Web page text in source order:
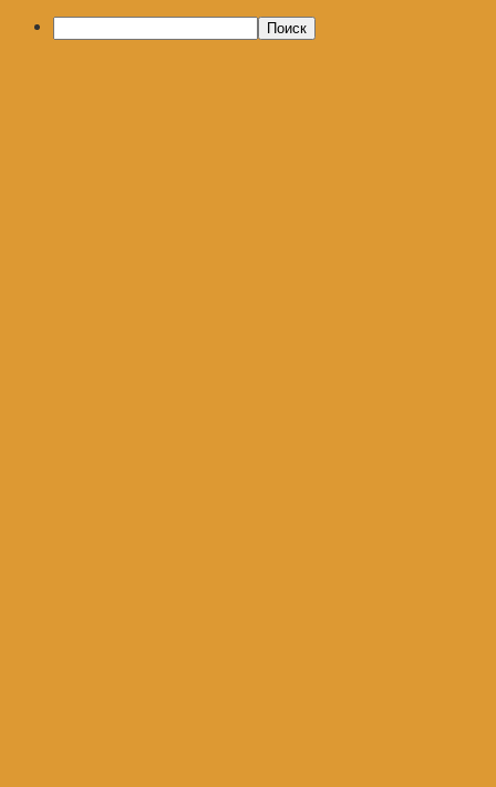
Поиск